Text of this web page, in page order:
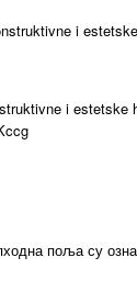
i
i estetske
поља су